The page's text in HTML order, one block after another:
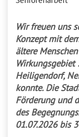
Wir freuen uns
Konzept mit
ältere
Wirkungsgebiet
Heiligendorf,
konnte. Die
Förderung und
des
01.07.2026 bis